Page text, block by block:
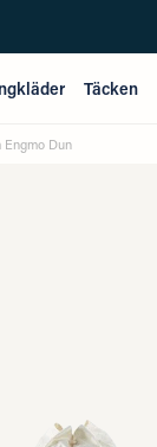
Täcken
Dun